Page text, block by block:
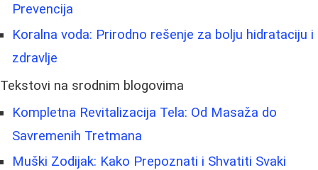
Prevencija
Koralna voda: Prirodno rešenje za bolju hidrataciju i
zdravlje
Tekstovi na srodnim blogovima
Kompletna Revitalizacija Tela: Od Masaža do
Savremenih Tretmana
Muški Zodijak: Kako Prepoznati i Shvatiti Svaki